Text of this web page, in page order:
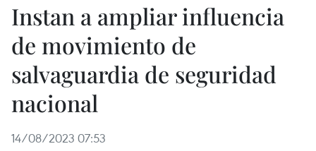
Instan a ampliar influencia
de movimiento de
salvaguardia de seguridad
nacional
14/08/2023 07:53